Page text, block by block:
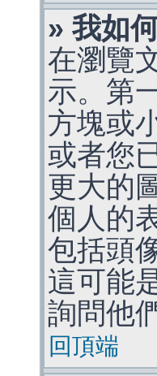
» 我如
在瀏覽
示。第
方塊或
或者您
更大的
個人的
包括頭
這可能
詢問他
回頂端